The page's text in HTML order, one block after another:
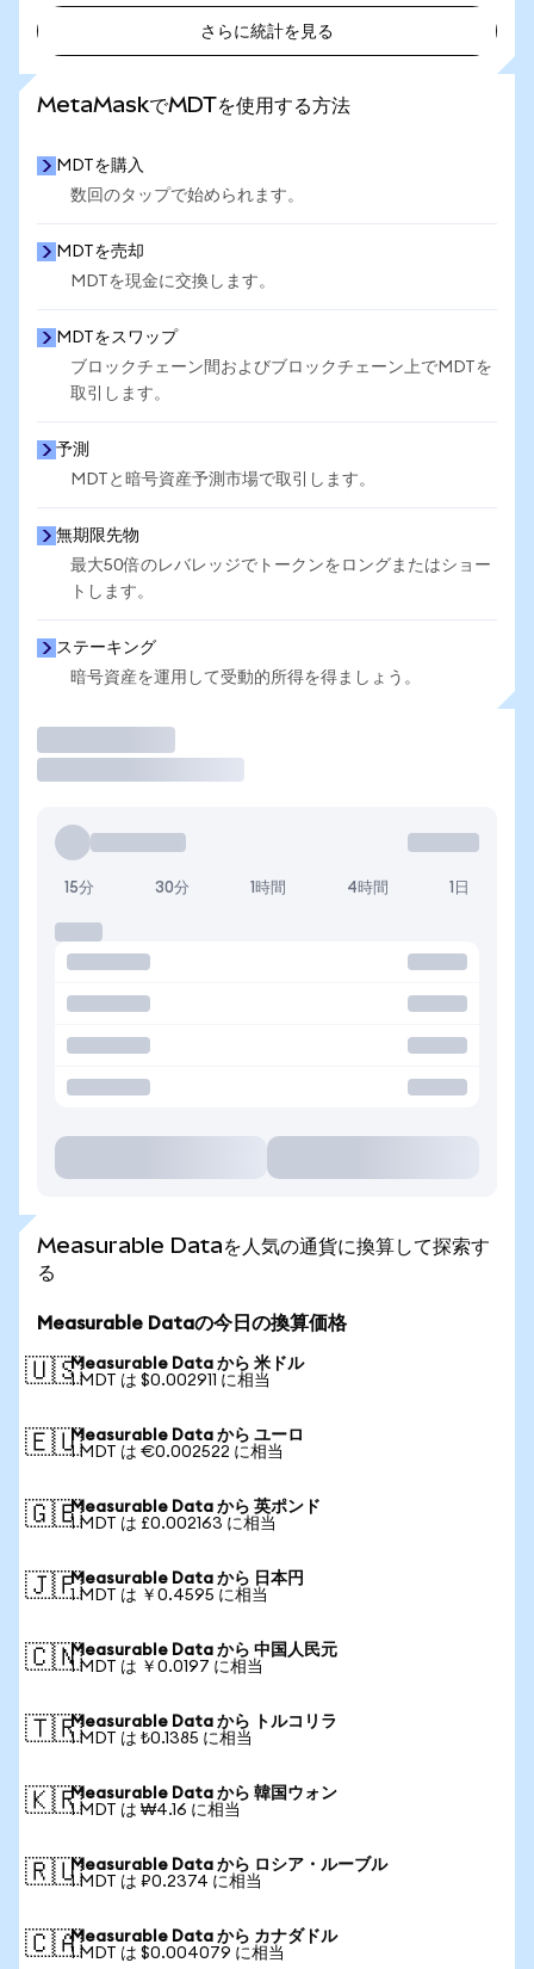
さらに統計を見る
MetaMaskでMDTを使用する方法
MDTを購入
数回のタップで始められます。
MDTを売却
MDTを現金に交換します。
MDTをスワップ
ブロックチェーン間およびブロックチェーン上でMDTを
取引します。
予測
MDTと暗号資産予測市場で取引します。
無期限先物
最大50倍のレバレッジでトークンをロングまたはショー
トします。
ステーキング
暗号資産を運用して受動的所得を得ましょう。
15分 30分 1時間 4時間 1日
Measurable Dataを人気の通貨に換算して探索す
る
Measurable Dataの今日の換算価格
🇺🇸Measurable Data から 米ドル
1 MDT は $0.002911 に相当
🇪🇺Measurable Data から ユーロ
1 MDT は €0.002522 に相当
🇬🇧Measurable Data から 英ポンド
1 MDT は £0.002163 に相当
🇯🇵Measurable Data から 日本円
1 MDT は ￥0.4595 に相当
🇨🇳Measurable Data から 中国人民元
1 MDT は ￥0.0197 に相当
🇹🇷Measurable Data から トルコリラ
1 MDT は ₺0.1385 に相当
🇰🇷Measurable Data から 韓国ウォン
1 MDT は ₩4.16 に相当
🇷🇺Measurable Data から ロシア・ルーブル
1 MDT は ₽0.2374 に相当
🇨🇦Measurable Data から カナダドル
1 MDT は $0.004079 に相当